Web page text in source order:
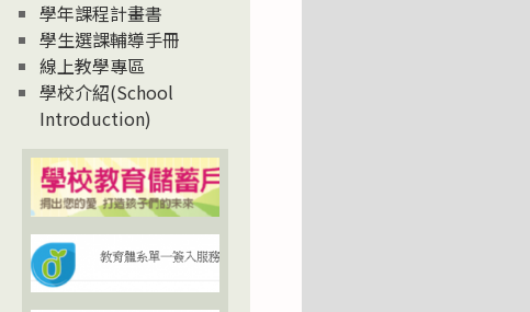
學年課程計畫書
學生選課輔導手冊
線上教學專區
學校介紹(School
Introduction)